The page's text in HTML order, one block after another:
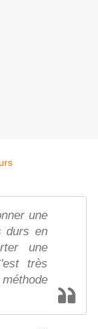
une
durs en
une
très